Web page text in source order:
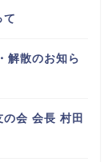
て
解散のお知ら
会 会長 村田